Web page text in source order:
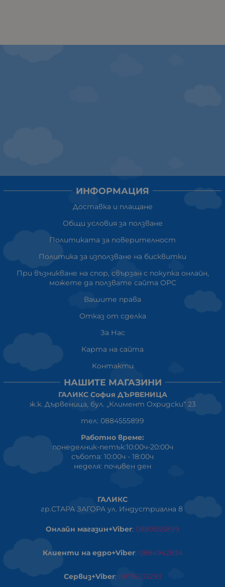
ИНФОРМАЦИЯ
Доставка и плащане
Общи условия за ползване
Политиката за поверителност
Политика за използване на бисквитки
При възникване на спор, свързан с покупка онлайн,
можете да ползвате сайта ОРС
Вашите права
Отказ от сделка
За Нас
Карта на сайта
Контакти
НАШИТЕ МАГАЗИНИ
ГАЛИКС София ДЪРВЕНИЦА
ж.к. Дървеница, бул. „Климент Охридски“ 23
тел: 0884555899
Работно време:
понеделник-петък:10:00ч-20:00ч
събота: 10:00ч - 18:00ч
неделя: почивен ден
ГАЛИКС
гр.СТАРА ЗАГОРА ул. Индустриална 8
Онлайн магазин+Viber: 0889555899
Клиенти на едро+Viber: 0884942834
Сервиз+Viber: 0879603293